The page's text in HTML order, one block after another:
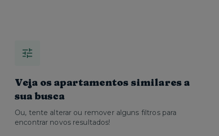
Veja os apartamentos similares a
sua busca
Ou, tente alterar ou remover alguns filtros para
encontrar novos resultados!